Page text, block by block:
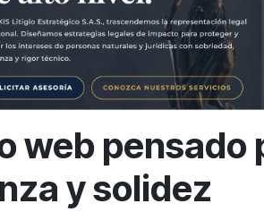
web pensado
y solidez